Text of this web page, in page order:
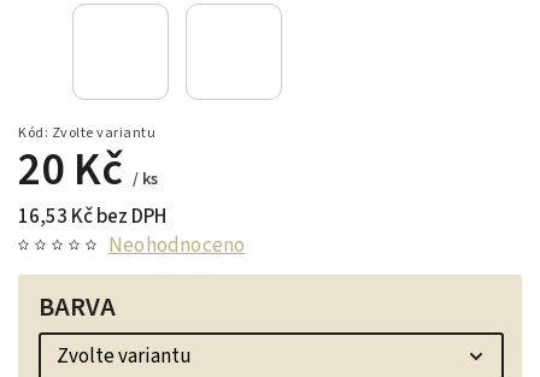
Kód: Zvolte variantu
20 Kč / ks
16,53 Kč bez DPH
Neohodnoceno
BARVA